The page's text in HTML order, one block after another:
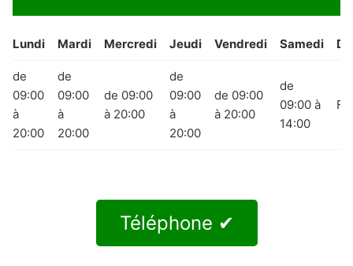
Lundi Mardi Mercredi Jeudi Vendredi Samedi
de
09:00
à
20:00
de
09:00
à
20:00
de 09:00
à 20:00
de
09:00
à
20:00
de 09:00
à 20:00
de
09:00 à
14:00
Téléphone ✔